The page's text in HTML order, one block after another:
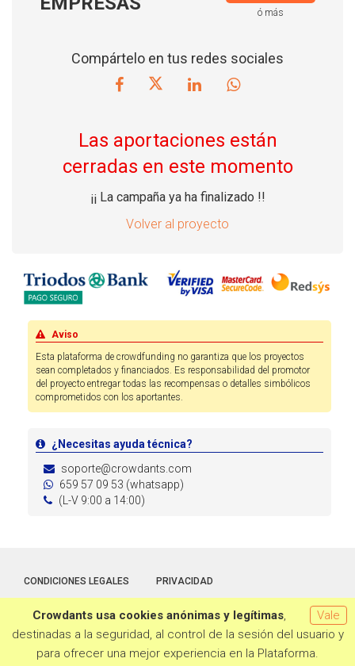
ó más
Compártelo en tus redes sociales
Las aportaciones están
cerradas en este momento
¡¡ La campaña ya ha finalizado !!
Volver al proyecto
Aviso
Esta plataforma de crowdfunding no garantiza que los proyectos
sean completados y financiados. Es responsabilidad del promotor
del proyecto entregar todas las recompensas o detalles simbólicos
comprometidos con los aportantes.
¿Necesitas ayuda técnica?
soporte@crowdants.com
659 57 09 53 (whatsapp)
(L-V 9:00 a 14:00)
CONDICIONES LEGALES PRIVACIDAD
Hecho con la tecnología deCrowdants © 2026
Vale
Crowdants usa cookies anónimas y legítimas,
destinadas a la seguridad, al control de la sesión del usuario y
para ofrecer una mejor experiencia en la Plataforma.